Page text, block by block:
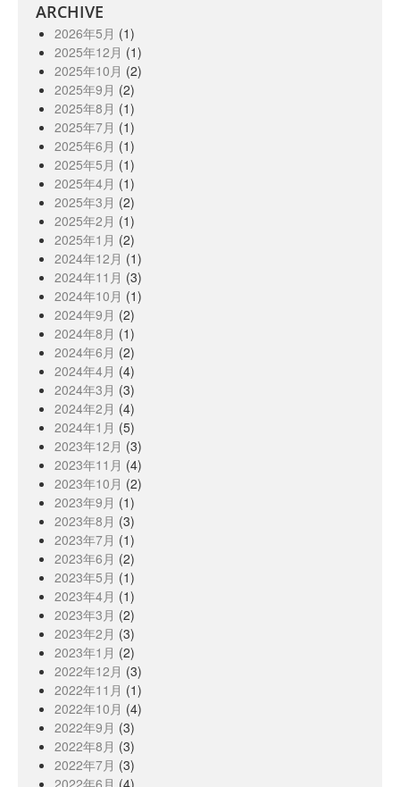
ARCHIVE
2026年5月 (1)
2025年12月 (1)
2025年10月 (2)
2025年9月 (2)
2025年8月 (1)
2025年7月 (1)
2025年6月 (1)
2025年5月 (1)
2025年4月 (1)
2025年3月 (2)
2025年2月 (1)
2025年1月 (2)
2024年12月 (1)
2024年11月 (3)
2024年10月 (1)
2024年9月 (2)
2024年8月 (1)
2024年6月 (2)
2024年4月 (4)
2024年3月 (3)
2024年2月 (4)
2024年1月 (5)
2023年12月 (3)
2023年11月 (4)
2023年10月 (2)
2023年9月 (1)
2023年8月 (3)
2023年7月 (1)
2023年6月 (2)
2023年5月 (1)
2023年4月 (1)
2023年3月 (2)
2023年2月 (3)
2023年1月 (2)
2022年12月 (3)
2022年11月 (1)
2022年10月 (4)
2022年9月 (3)
2022年8月 (3)
2022年7月 (3)